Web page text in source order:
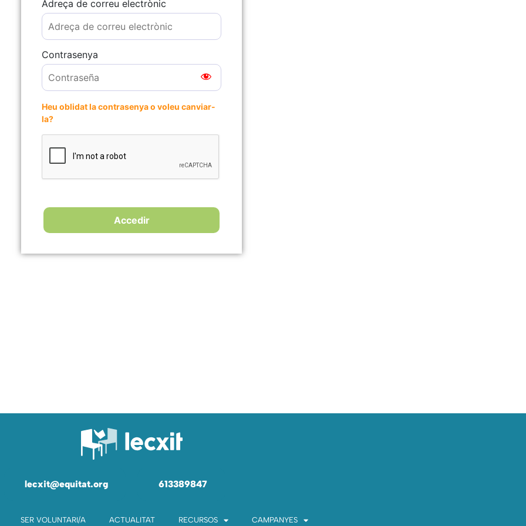
Adreça de correu electrònic
Contrasenya
Heu oblidat la contrasenya o voleu canviar-
la?
lecxit@equitat.org 613389847
SER VOLUNTARI/A ACTUALITAT RECURSOS CAMPANYES